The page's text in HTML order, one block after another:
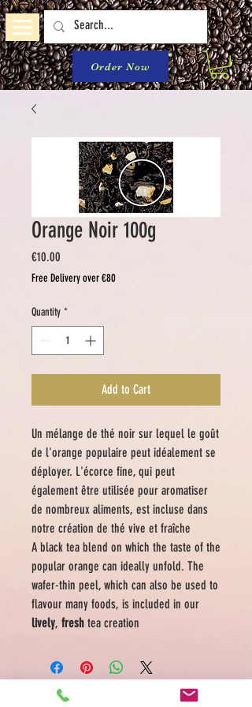
Order Now
Orange Noir 100g
€10.00
Free Delivery over €80
Quantity *
Add to Cart
Un mélange de thé noir sur lequel le goût
de l'orange populaire peut idéalement se
déployer. L'écorce fine, qui peut
également être utilisée pour aromatiser
de nombreux aliments, est incluse dans
notre création de thé vive et fraîche
A black tea blend on which the taste of the
popular orange can ideally unfold. The
wafer-thin peel, which can also be used to
flavour many foods, is included in our
lively, fresh tea creation